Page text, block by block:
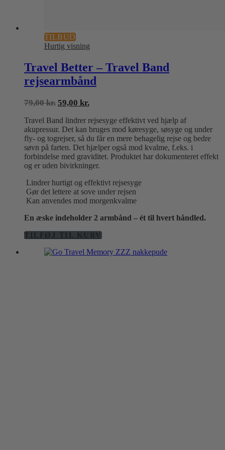
TILBUD
Hurtig visning
Travel Better – Travel Band
rejsearmbånd
79,00kr. Den
pris
var:
79,00 kr..
59,00 kr.Den
pris
er:
59,00 kr..
Travel Band lindrer rejsesyge effektivt ved hjælp af
akupressur. Det kan bruges mod køresyge, søsyge og under
fly- og togrejser, så du får en mere behagelig rejse og bedre
søvn på farten. Det hjælper også mod kvalme, f.eks. i
forbindelse med graviditet. Produktet har dokumenteret effekt
og er uden bivirkninger.
Lindrer hurtigt og effektivt rejsesyge
Gør det lettere at sove under rejsen
Kan anvendes mod morgenkvalme
En æske indeholder 2 armbånd – ét til hvert håndled.
TILFØJ TIL KURV